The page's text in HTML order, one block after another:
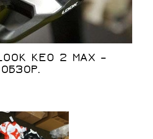
KEO 2 MAX –